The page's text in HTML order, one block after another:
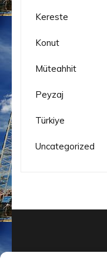
Kereste
Konut
Müteahhit
Peyzaj
Türkiye
Uncategorized